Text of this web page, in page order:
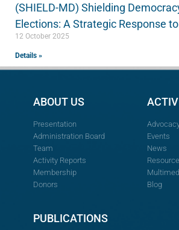
(SHIELD-MD) Shielding
Elections: A Strategic Response
12 October 2025
Details »
ABOUT US
Presentation
Administration Board
Team
Activity Reports
Membership
Donors
Events
News
Blog
PUBLICATIONS